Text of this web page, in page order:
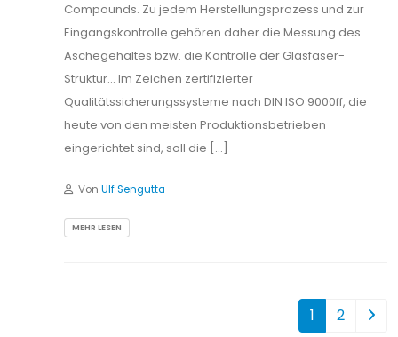
Compounds. Zu jedem Herstellungsprozess und zur
Eingangskontrolle gehören daher die Messung des
Aschegehaltes bzw. die Kontrolle der Glasfaser-
Struktur… Im Zeichen zertifizierter
Qualitätssicherungssysteme nach DIN ISO 9000ff, die
heute von den meisten Produktionsbetrieben
eingerichtet sind, soll die […]
Von Ulf Sengutta
MEHR LESEN
1 2